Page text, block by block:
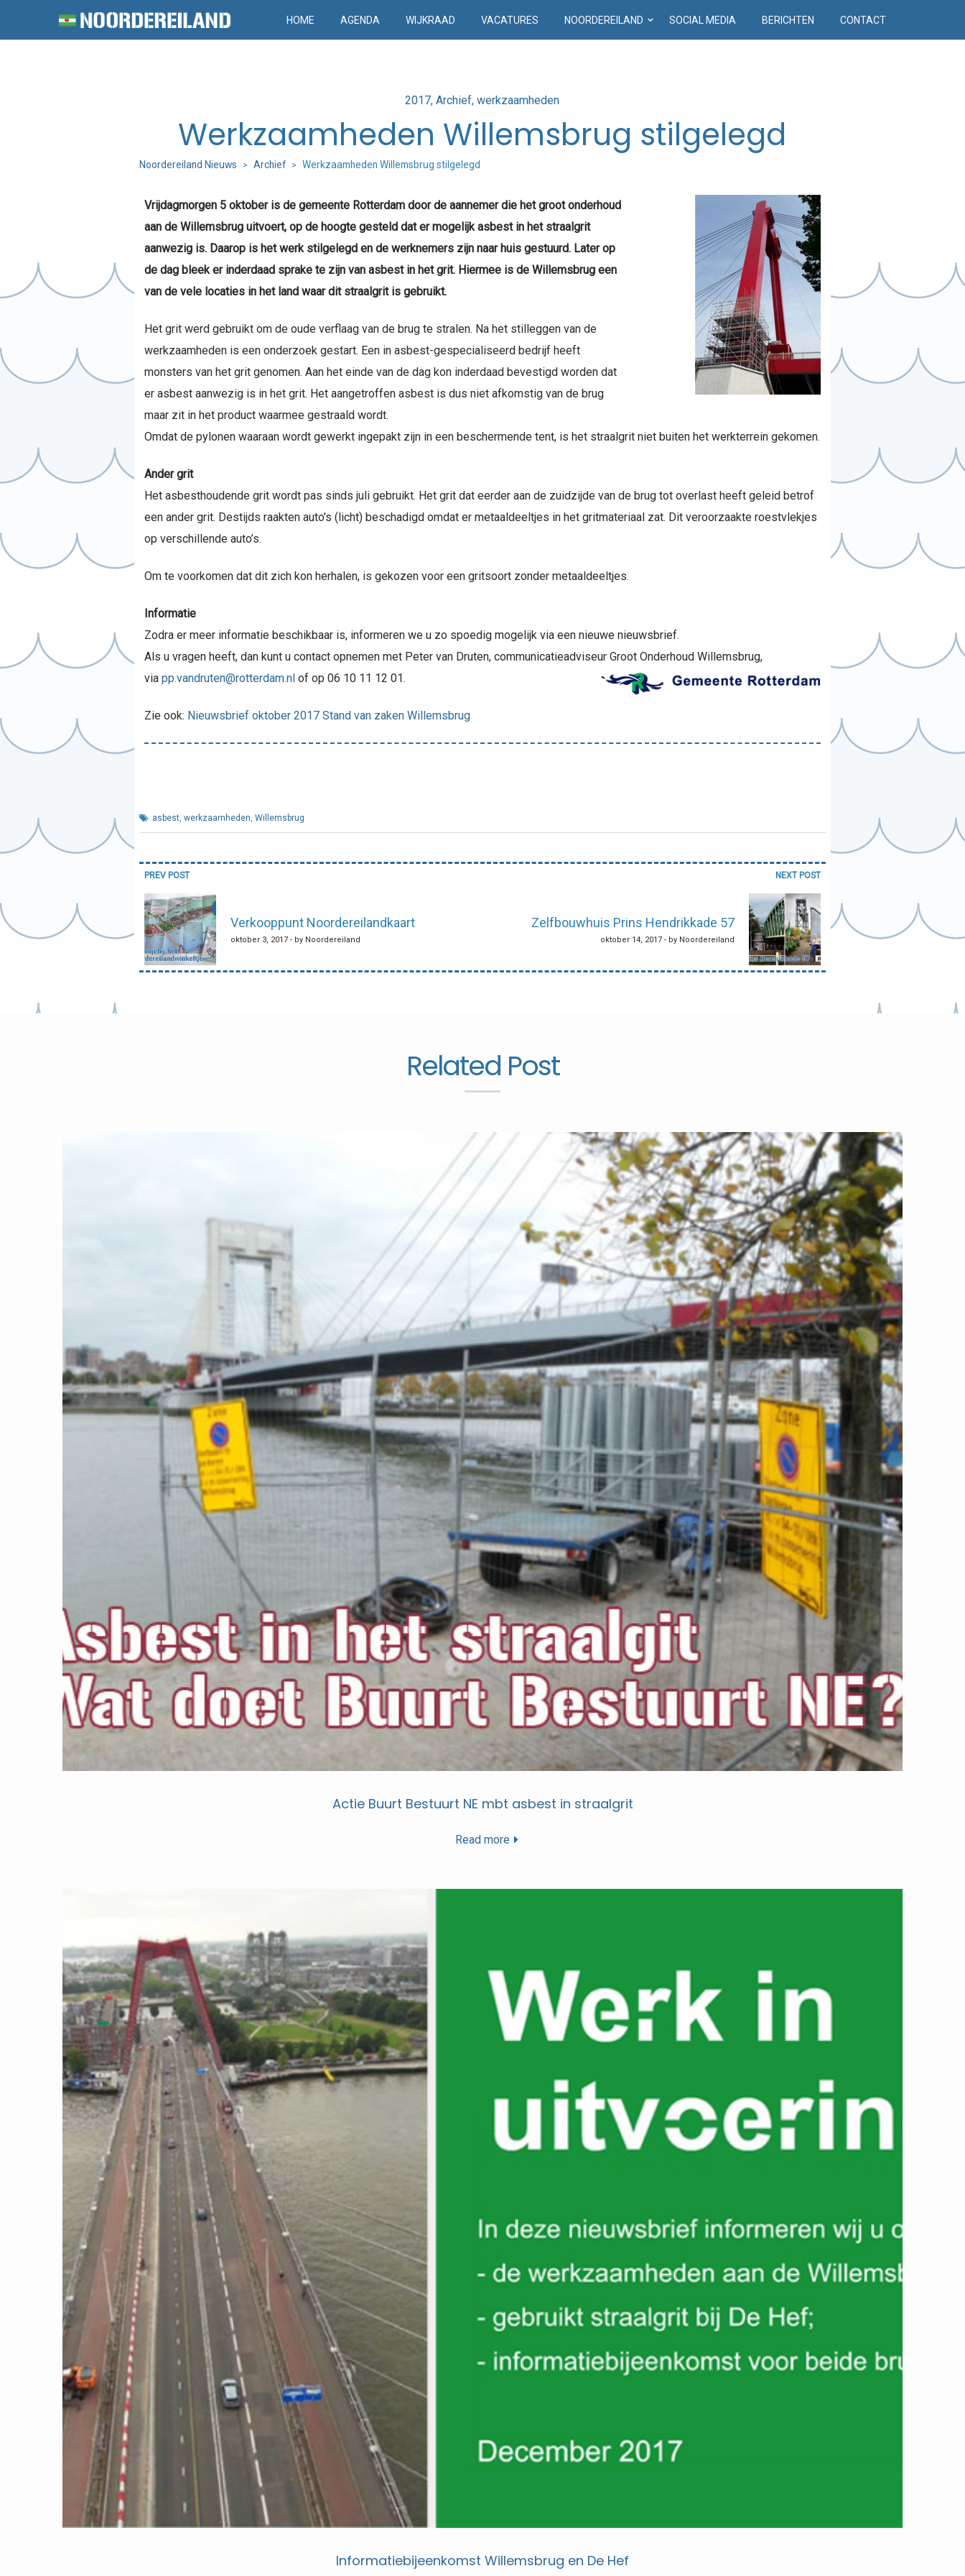
HOME AGENDA WIJKRAAD VACATURES NOORDEREILAND SOCIAL MEDIA BERICHTEN CONTACT
Posted
2017 Archief werkzaamheden
Werkzaamheden Willemsbrug stilgelegd
Noordereiland Nieuws > Archief > Werkzaamheden Willemsbrug stilgelegd
Vrijdagmorgen 5 oktober is de gemeente Rotterdam door de aannemer die het groot onderhoud
aan de Willemsbrug uitvoert, op de hoogte gesteld dat ermogelijk asbest in het straalgrit
aanwezig is. Daarop is het werk stilgelegd en de werknemers zijn naar huis gestuurd. Later op
de dag bleek er inderdaad sprake te zijn van asbest in het grit. Hiermee is de Willemsbrug een
van de vele locaties in het land waar dit straalgrit is gebruikt.
Het grit werd gebruikt om de oude verflaag van de brug te stralen. Na het stilleggen van de
werkzaamheden is een onderzoek gestart. Een in asbest-gespecialiseerd bedrijf heeft
monsters van het grit genomen. Aan het einde van de dag kon inderdaad bevestigd worden dat
er asbest aanwezig is in het grit. Het aangetroffen asbest is dus niet afkomstig van de brug
maar zit in het product waarmee gestraald wordt.
Omdat de pylonen waaraan wordt gewerkt ingepakt zijn in een beschermende tent, is het straalgrit niet buiten het werkterrein gekomen.
Ander grit
Het asbesthoudende grit wordt pas sinds juli gebruikt. Het grit dat eerder aan de zuidzijde van de brug tot overlast heeft geleid betrof
een ander grit. Destijds raakten auto’s (licht) beschadigd omdat er metaaldeeltjes in het gritmateriaal zat. Dit veroorzaakte roestvlekjes
op verschillende auto’s.
Om te voorkomen dat dit zich kon herhalen, is gekozen voor een gritsoort zonder metaaldeeltjes.
Informatie
Zodra er meer informatie beschikbaar is, informeren we u zo spoedig mogelijk via een nieuwe nieuwsbrief.
Als u vragen heeft, dan kunt u contact opnemen met Peter van Druten, communicatieadviseur Groot Onderhoud Willemsbrug,
via pp.vandruten@rotterdam.nlof op 06 10 11 12 01.
Zie ook: Nieuwsbrief oktober 2017 Stand van zaken Willemsbrug
asbest, werkzaamheden Willemsbrug
Bericht
navigatie
PREV POST
Verkooppunt Noordereilandkaart
oktober 3, 2017 - by Noordereiland
NEXT POST
Zelfbouwhuis Prins Hendrikkade 57
oktober 14, 2017 - by Noordereiland
Related Post
Actie Buurt Bestuurt NE mbt asbest in straalgrit
Read more
Informatiebijeenkomst Willemsbrug en De Hef